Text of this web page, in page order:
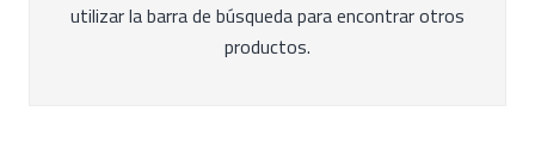
utilizar la barra de búsqueda para encontrar otros
productos.